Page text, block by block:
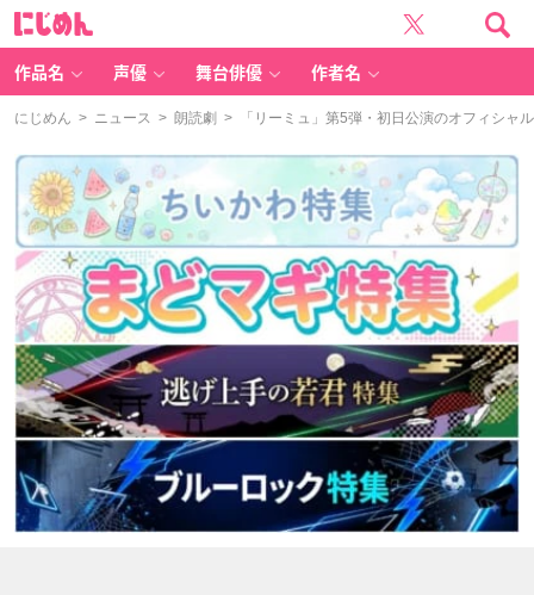
作品名 声優 舞台俳優 作者名
にじめん > ニュース > 朗読劇 > 「リーミュ」第5弾・初日公演のオフィシャ